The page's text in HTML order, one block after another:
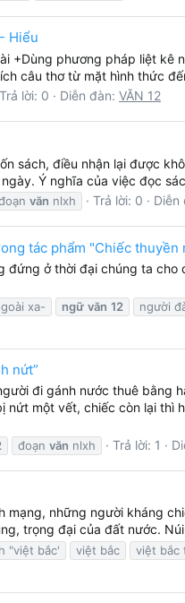
Hiểu
+Dùng phương pháp liệt
câu thơ từ mặt hình thức
Trả lời: 0 Diễn đàn: VĂN 12
sách, điều nhận lại được
Ý nghĩa của việc đọc
văn nlxh Trả lời: 0 Diễn
tác phẩm "Chiếc thuyền
đứng ở thời đại chúng ta
xa- ngữ văn 12 người
nứt”
đi gánh nước thuê
một vết, chiếc còn lại thì
đoạn văn nlxh Trả lời: 1
những người kháng
trọng đại của đất nước.
"việt bắc' việt bắc việt bắc